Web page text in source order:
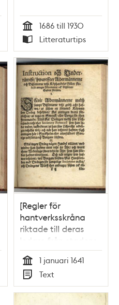
Tid
1686 till 1930
Typ
Litteraturtips
[Regler för
hantverksskråna
riktade till deras
ledare från stadens
styrelse] Instruction
och underrättelse,
hwarefter
Åldermännerne och
Bijsiittierne uthi
Tid
1 januari 1641
Typ
Text